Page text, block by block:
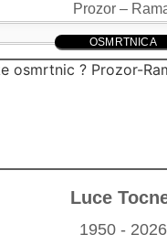
Prozor –
OSMRTNICA
Luce
1950 - 2026